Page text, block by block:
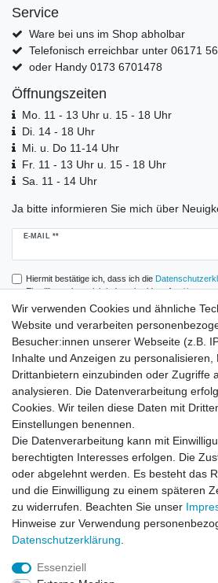
Service
Ware bei uns im Shop abholbar
Telefonisch erreichbar unter 06171
oder Handy 0173 6701478
Öffnungszeiten
Mo. 11 - 13 Uhr u. 15 - 18 Uhr
Di. 14 - 18 Uhr
Mi. u. Do 11-14 Uhr
Fr. 11 - 13 Uhr u. 15 - 18 Uhr
Sa. 11 - 14 Uhr
Ja bitte informieren Sie mich über
E-MAIL **
Newsletter
Hiermit bestätige ich, dass ich die
Einwilligung kann ich jederzeit widerrufen.**
Abonnieren
** Hierbei
Zahlung und
Wir verwenden Cookies und ähnliche
Website und verarbeiten
Besucher:innen unserer Webseite (z.B.
Inhalte und Anzeigen zu personalisieren,
Drittanbietern einzubinden oder Zugriffe
analysieren. Die Datenverarbeitung
Cookies. Wir teilen diese Daten mit
Einstellungen benennen.
Die Datenverarbeitung kann mit
berechtigten Interesses erfolgen. Die
oder abgelehnt werden. Es besteht das
und die Einwilligung zu einem späteren
zu widerrufen. Beachten Sie unser
Hinweise zur Verwendung
Daten­schutz­erklärung
Essenziell